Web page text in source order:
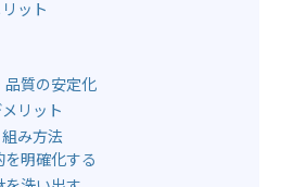
ット
品質の安定化
リット
み方法
を明確化する